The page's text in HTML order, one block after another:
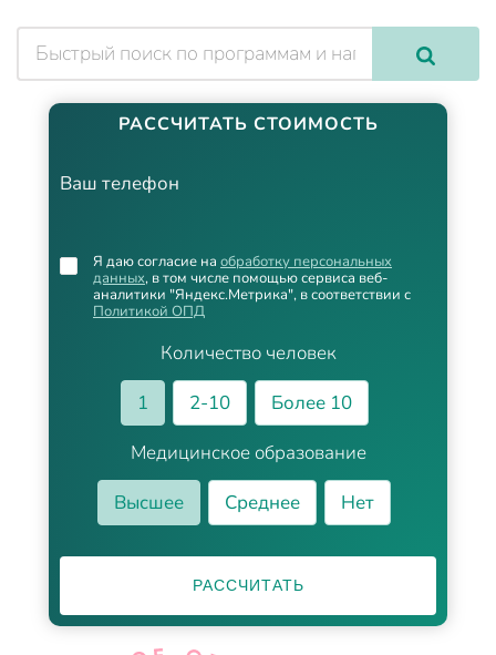
РАССЧИТАТЬ СТОИМОСТЬ
Ваш телефон
Количество человек
1
2-10
Более 10
Медицинское образование
Высшее
Среднее Нет
Я даю согласие на обработку персональных
данных, в том числе помощью сервиса веб-
аналитики "Яндекс.Метрика", в соответствии с
Политикой ОПД
РАССЧИТАТЬ